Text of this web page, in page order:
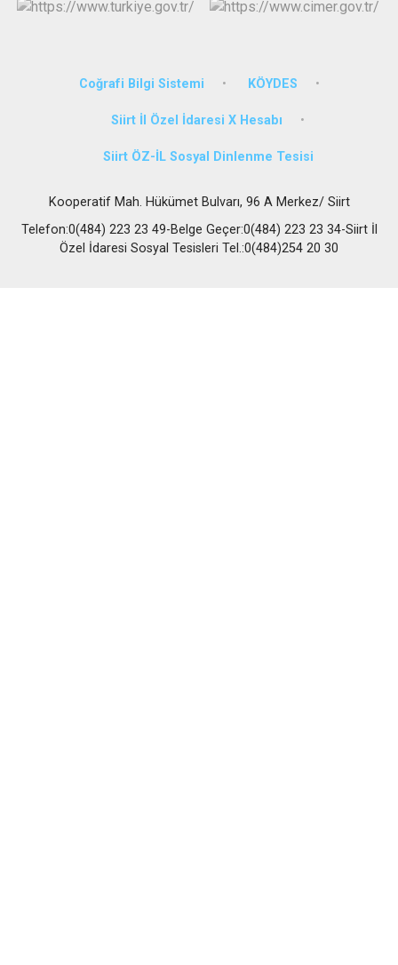
Coğrafi Bilgi Sistemi KÖYDES
Siirt İl Özel İdaresi X Hesabı
Siirt ÖZ-İL Sosyal Dinlenme Tesisi
Kooperatif Mah. Hükümet Bulvarı, 96 A Merkez/ Siirt
Telefon:0(484) 223 23 49-Belge Geçer:0(484) 223 23 34-Siirt İl
Özel İdaresi Sosyal Tesisleri Tel.:0(484)254 20 30